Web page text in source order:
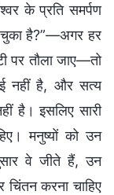
के प्रति समर्पण
चुका है?”—अगर हर
पर तौला जाए—तो
नहीं है, और सत्य
है। इसलिए सारी
मनुष्यों को उन
वे जीते हैं, उन
चिंतन करना चाहिए